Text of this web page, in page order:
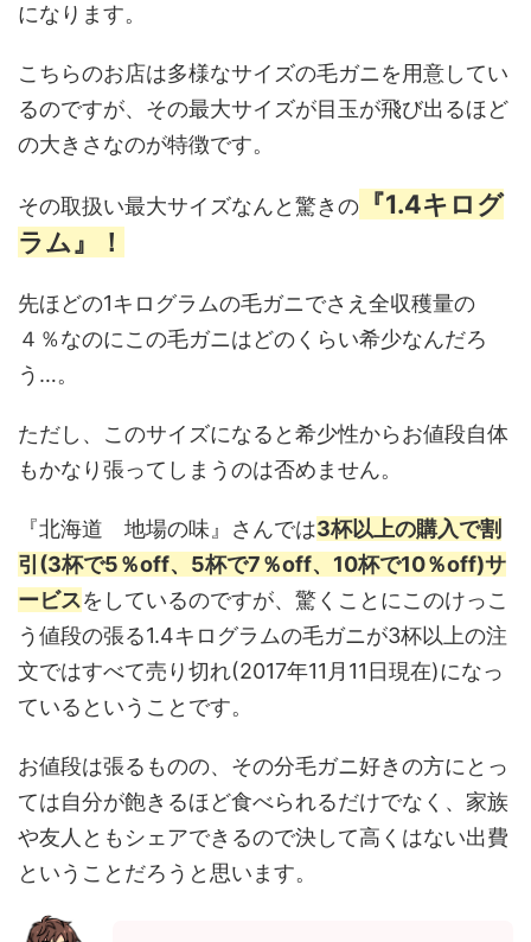
になります。
こちらのお店は多様なサイズの毛ガニを用意してい
るのですが、その最大サイズが目玉が飛び出るほど
の大きさなのが特徴です。
その取扱い最大サイズなんと驚きの
『1.4キログ
ラム』！
先ほどの1キログラムの毛ガニでさえ全収穫量の
４％なのにこの毛ガニはどのくらい希少なんだろ
う…。
ただし、このサイズになると希少性からお値段自体
もかなり張ってしまうのは否めません。
『北海道 地場の味』さんでは3杯以上の購入で割
引(3杯で5％off、5杯で7％off、10杯で10％off)サ
ービスをしているのですが、驚くことにこのけっこ
う値段の張る1.4キログラムの毛ガニが3杯以上の注
文ではすべて売り切れ(2017年11月11日現在)になっ
ているということです。
お値段は張るものの、その分毛ガニ好きの方にとっ
ては自分が飽きるほど食べられるだけでなく、家族
や友人ともシェアできるので決して高くはない出費
ということだろうと思います。